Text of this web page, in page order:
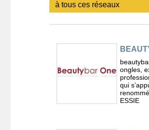
à tous ces réseaux
ongles,
qui
ESSIE